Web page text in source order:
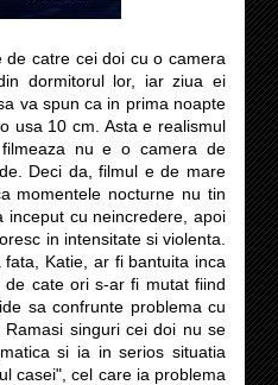
de catre cei doi cu o camera
dormitorul lor, iar ziua ei
va spun ca in prima noapte
usa 10 cm. Asta e realismul
nu e o camera de
Deci da, filmul e de mare
momentele nocturne nu tin
cu neincredere, apoi
in intensitate si violenta.
Katie, ar fi bantuita inca
cate ori s-ar fi mutat fiind
sa confrunte problema cu
singuri cei doi nu se
si ia in serios situatia
casei", cel care ia problema